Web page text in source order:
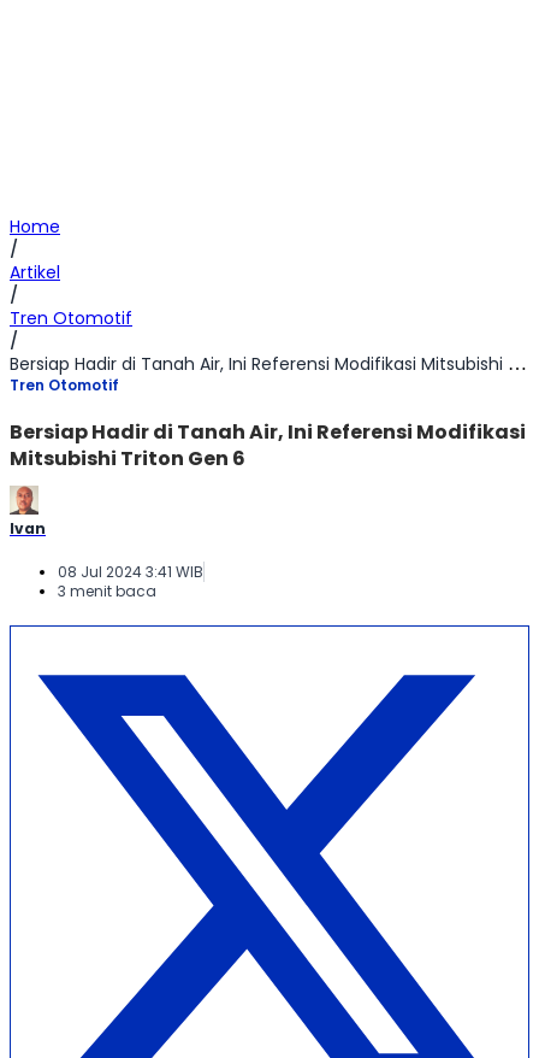
Home
/
Artikel
/
Tren Otomotif
/
Bersiap Hadir di Tanah Air, Ini Referensi Modifikasi Mitsubishi Triton Gen 6
Tren Otomotif
Bersiap Hadir di Tanah Air, Ini Referensi Modifikasi
Mitsubishi Triton Gen 6
Ivan
08 Jul 2024 3:41 WIB
3 menit baca